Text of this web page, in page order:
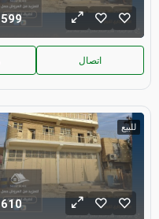
599
اتصال
للبيع
610